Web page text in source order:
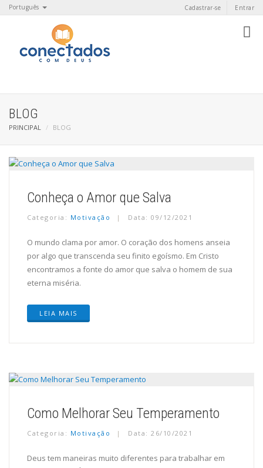
Português Entrar
Cadastrar-se
BLOG
PRINCIPAL BLOG
Conheça o Amor que Salva
Categoria: Motivação Data: 09/12/2021
O mundo clama por amor. O coração dos homens anseia
por algo que transcenda seu finito egoísmo. Em Cristo
encontramos a fonte do amor que salva o homem de sua
eterna miséria.
LEIA MAIS
Como Melhorar Seu Temperamento
Categoria: Motivação Data: 26/10/2021
Deus tem maneiras muito diferentes para trabalhar em